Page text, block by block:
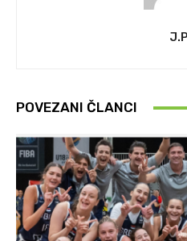
POVEZANI ČLANCI